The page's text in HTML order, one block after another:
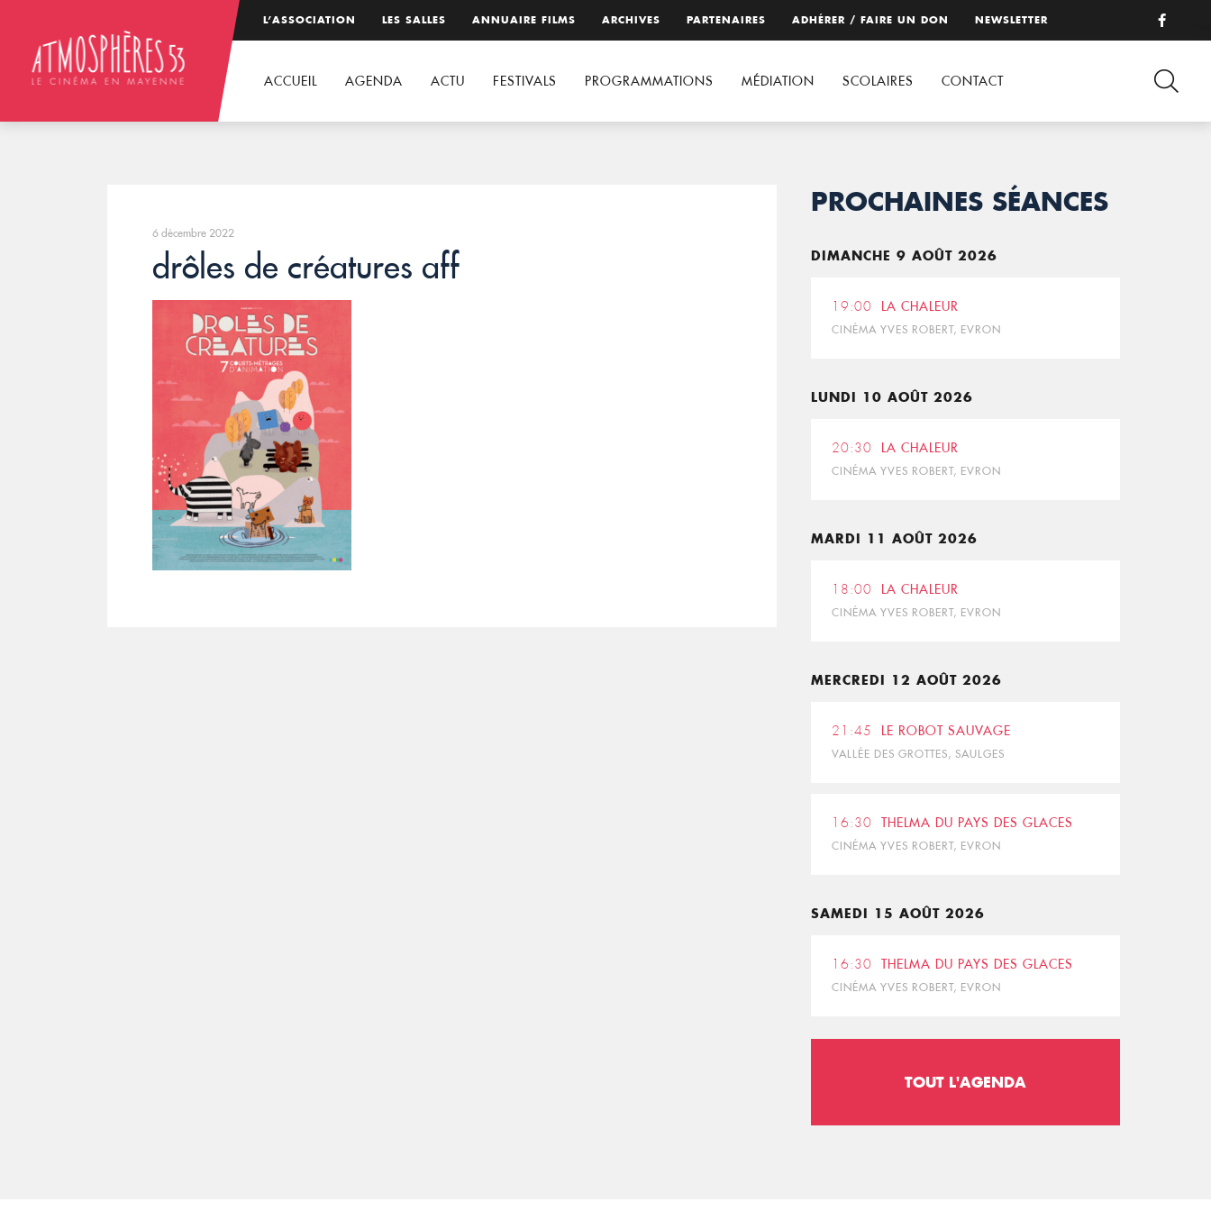
L’ASSOCIATION LES SALLES ANNUAIRE FILMS ARCHIVES PARTENAIRES ADHÉRER / FAIRE UN DON NEWSLETTER
ACCUEIL AGENDA ACTU FESTIVALS PROGRAMMATIONS MÉDIATION SCOLAIRES CONTACT
6 décembre 2022
drôles de créatures aff
PROCHAINES SÉANCES
DIMANCHE 9 AOÛT 2026
19:00 LA CHALEUR
CINÉMA YVES ROBERT, EVRON
LUNDI 10 AOÛT 2026
20:30 LA CHALEUR
CINÉMA YVES ROBERT, EVRON
MARDI 11 AOÛT 2026
18:00 LA CHALEUR
CINÉMA YVES ROBERT, EVRON
MERCREDI 12 AOÛT 2026
21:45 LE ROBOT SAUVAGE
VALLÉE DES GROTTES, SAULGES
16:30 THELMA DU PAYS DES GLACES
CINÉMA YVES ROBERT, EVRON
SAMEDI 15 AOÛT 2026
16:30 THELMA DU PAYS DES GLACES
CINÉMA YVES ROBERT, EVRON
TOUT L'AGENDA